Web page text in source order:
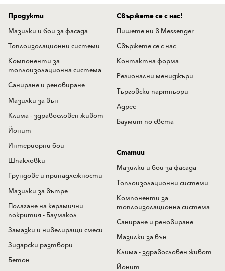
Продукти
Мазилки и бои за фасада
Топлоизолационни системи
Компоненти за
топлоизолационна система
Саниране и реновиране
Мазилки за вън
Клима - здравословен живот
Йонит
Интериорни бои
Шпакловки
Грундове и принадлежности
Мазилки за вътре
Полагане на керамични
покрития - Баумакол
Замазки и нивелиращи смеси
Зидарски разтвори
Бетон
Свържете се с нас!
Пишете ни в Messenger
Свържете се с нас
Контактна форма
Регионални мениджъри
Търговски партньори
Адрес
Баумит по света
Статии
Мазилки и бои за фасада
Топлоизолационни системи
Компоненти за
топлоизолационна система
Саниране и реновиране
Мазилки за вън
Клима - здравословен живот
Йонит